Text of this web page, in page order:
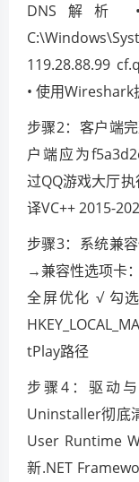
DNS解析
119.28.88.99
• 使用Wireshark
步骤2：客户端
户端应为
过QQ游戏大厅
译VC++ 2015-
步骤3：系统兼
→兼容性选项卡
全屏优化 √ 勾
tPlay路径
步骤4：驱动
Uninstaller彻底
User Runtime
新.NET